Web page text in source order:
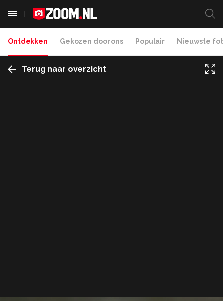
Ontdekken Gekozen door ons Populair Nieuwste
Terug naar overzicht